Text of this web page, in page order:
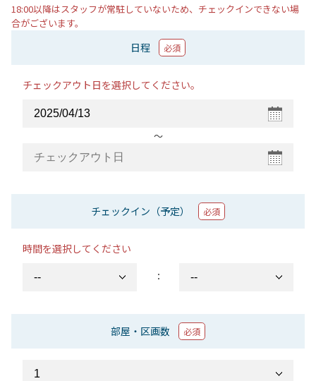
18:00以降はスタッフが常駐していないため、チェックインできない場
合がございます。
日程 必須
チェックアウト日を選択してください。
〜
チェックイン（予定） 必須
時間を選択してください
：
部屋・区画数 必須